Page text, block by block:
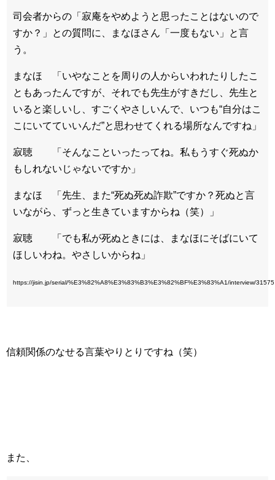
司会者からの「寂庵をやめようと思ったことはないので
すか？」との質問に、まなほさん「一度もない」と言
う。
まなほ 「いやなことを周りの人からいわれたりしたこ
ともあったんですが、それでも先生がすきだし、先生と
いると楽しいし、すごくやさしいんで、いつも“自分はこ
こにいてていいんだ”と思わせてくれる場所なんですね」
寂聴 「そんなこといったってね。私もうすぐ死ぬか
もしれないじゃないですか」
まなほ 「先生、また“死ぬ死ぬ詐欺”ですか？死ぬと言
いながら、ずっと生きていますからね（笑）」
寂聴 「でも私が死ぬときには、まなほにそばにいて
ほしいわね。やさしいからね」
https://jisin.jp/serial/%E3%82%A8%E3%83%B3%E3%82%BF%E3%83%A1/interview/31575
信頼関係のなせる言葉やりとりですね（笑）
また、